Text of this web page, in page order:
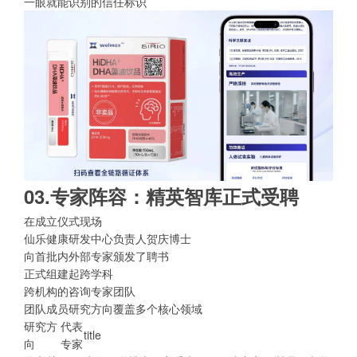
03.专家阵容：精英智库正式受聘
在成立仪式现场
仙乐健康研发中心负责人贺庆博士
向首批内外部专家颁发了聘书
正式组建起跨学科
跨机构的咨询专家团队
团队成员研究方向覆盖多个核心领域
研究方
向
代表
专家
title